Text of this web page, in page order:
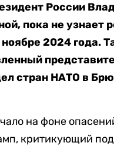
России
пока не узнает
2024 года.
стран НАТО в
на фоне
критикующий